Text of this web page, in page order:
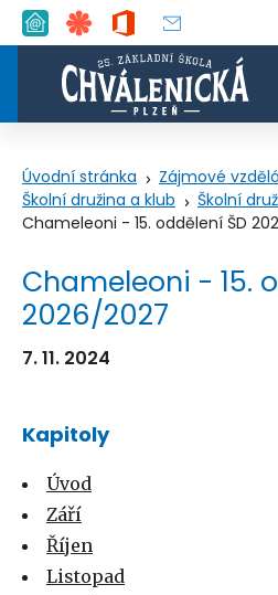
Úvodní stránka
Zájmové
Školní družina a klub
Školní
Chameleoni - 15. oddělení ŠD
Chameleoni - 15.
2026/2027
7. 11. 2024
Kapitoly
Úvod
Září
Říjen
Listopad